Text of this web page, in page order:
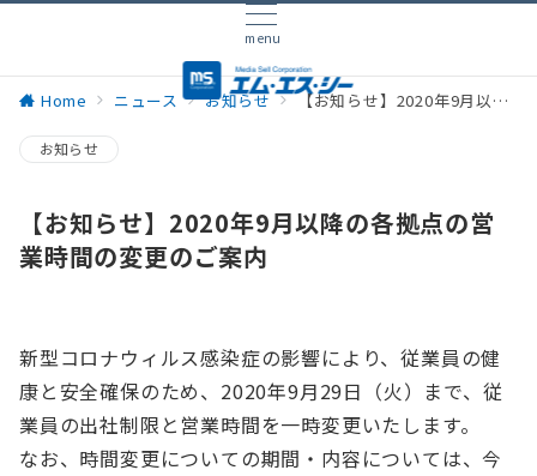
menu
Home ニュース お知らせ 【お知らせ】2020年9月以降の各拠点の営業時間の変更のご案内
お知らせ
【お知らせ】2020年9月以降の各拠点の営
業時間の変更のご案内
新型コロナウィルス感染症の影響により、従業員の健
康と安全確保のため、2020年9月29日（火）まで、従
業員の出社制限と営業時間を一時変更いたします。
なお、時間変更についての期間・内容については、今